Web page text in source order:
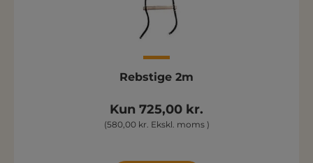
Rebstige 2m
Kun 725,00 kr.
(580,00 kr. Ekskl. moms )